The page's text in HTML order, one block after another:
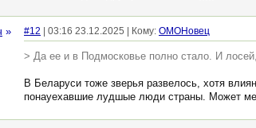
» #12 | 03:16 23.12.2025 | Кому: ОМОНовец
> Да ее и в Подмосковье полно стало. И
В Беларуси тоже зверья развелось, хотя
понауехавшие лудшые люди страны. Может